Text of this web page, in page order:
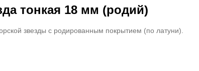
тонкая 18 мм (родий)
звезды с родированным покрытием (по латуни).